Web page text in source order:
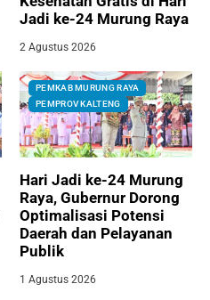
Jadi ke-24 Murung Raya
2 Agustus 2026
PEMKAB MURUNG RAYA
PEMPROV KALTENG
Hari Jadi ke-24 Murung
Raya, Gubernur Dorong
Optimalisasi Potensi
Daerah dan Pelayanan
Publik
1 Agustus 2026